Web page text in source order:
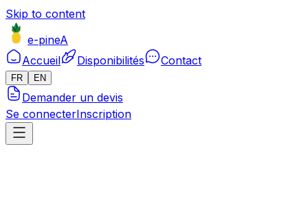
Skip to content
e-pineA
Accueil
Disponibilités Contact
FR EN
Demander un devis
Se connecterInscription